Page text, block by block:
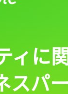
ィに
スパ